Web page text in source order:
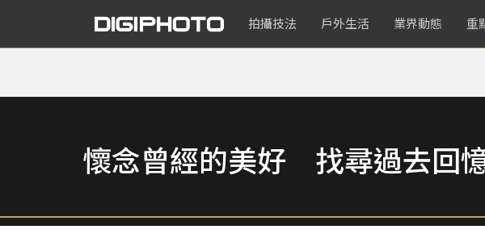
拍攝技法 戶外生活 業界動態 重
懷念曾經的美好 找尋過去回